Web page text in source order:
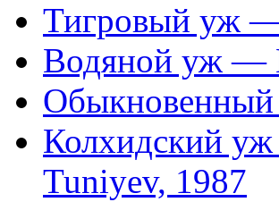
Тигровый уж
Водяной уж —
Колхидский
Tuniyev, 1987